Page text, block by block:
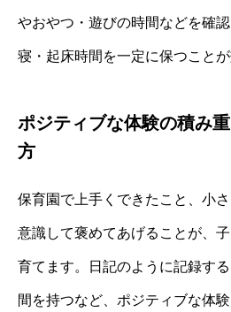
やおやつ・遊びの時間などを確
寝・起床時間を一定に保つことが
ポジティブな体験の積み
方
保育園で上手くできたこと、小
意識して褒めてあげることが、
育てます。日記のように記録す
間を持つなど、ポジティブな体